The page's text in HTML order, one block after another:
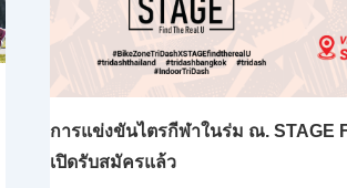
การแข่งขันไตรกีฬาในร่ม ณ.​ STAGE
เปิดรับสมัครแล้ว